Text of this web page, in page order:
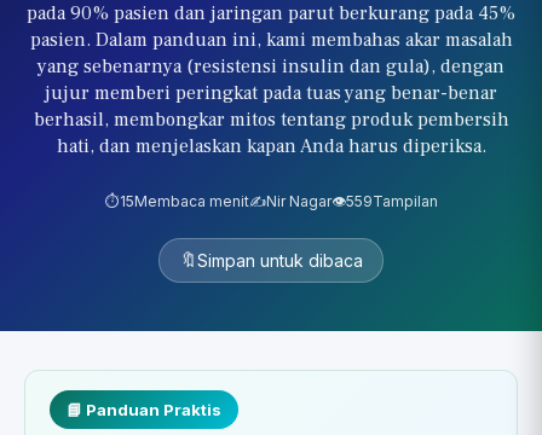
pada 90% pasien dan jaringan parut berkurang pada 45%
pasien. Dalam panduan ini, kami membahas akar masalah
yang sebenarnya (resistensi insulin dan gula), dengan
jujur memberi peringkat pada tuas yang benar-benar
berhasil, membongkar mitos tentang produk pembersih
hati, dan menjelaskan kapan Anda harus diperiksa.
⏱️15Membaca menit✍️Nir Nagar👁️559Tampilan
🔖Simpan untuk dibaca
📘 Panduan Praktis